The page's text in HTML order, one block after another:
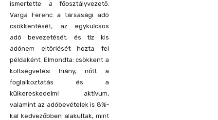
ismertette a főosztályvezető.
Varga Ferenc a társasági adó
csökkentését, az egykulcsos
adó bevezetését, és tíz kis
adónem eltörlését hozta fel
példaként. Elmondta: csökkent a
költségvetési hiány, nőtt a
foglalkoztatás és a
külkereskedelmi aktívum,
valamint az adóbevételek is 8%-
kal kedvezőbben alakultak, mint